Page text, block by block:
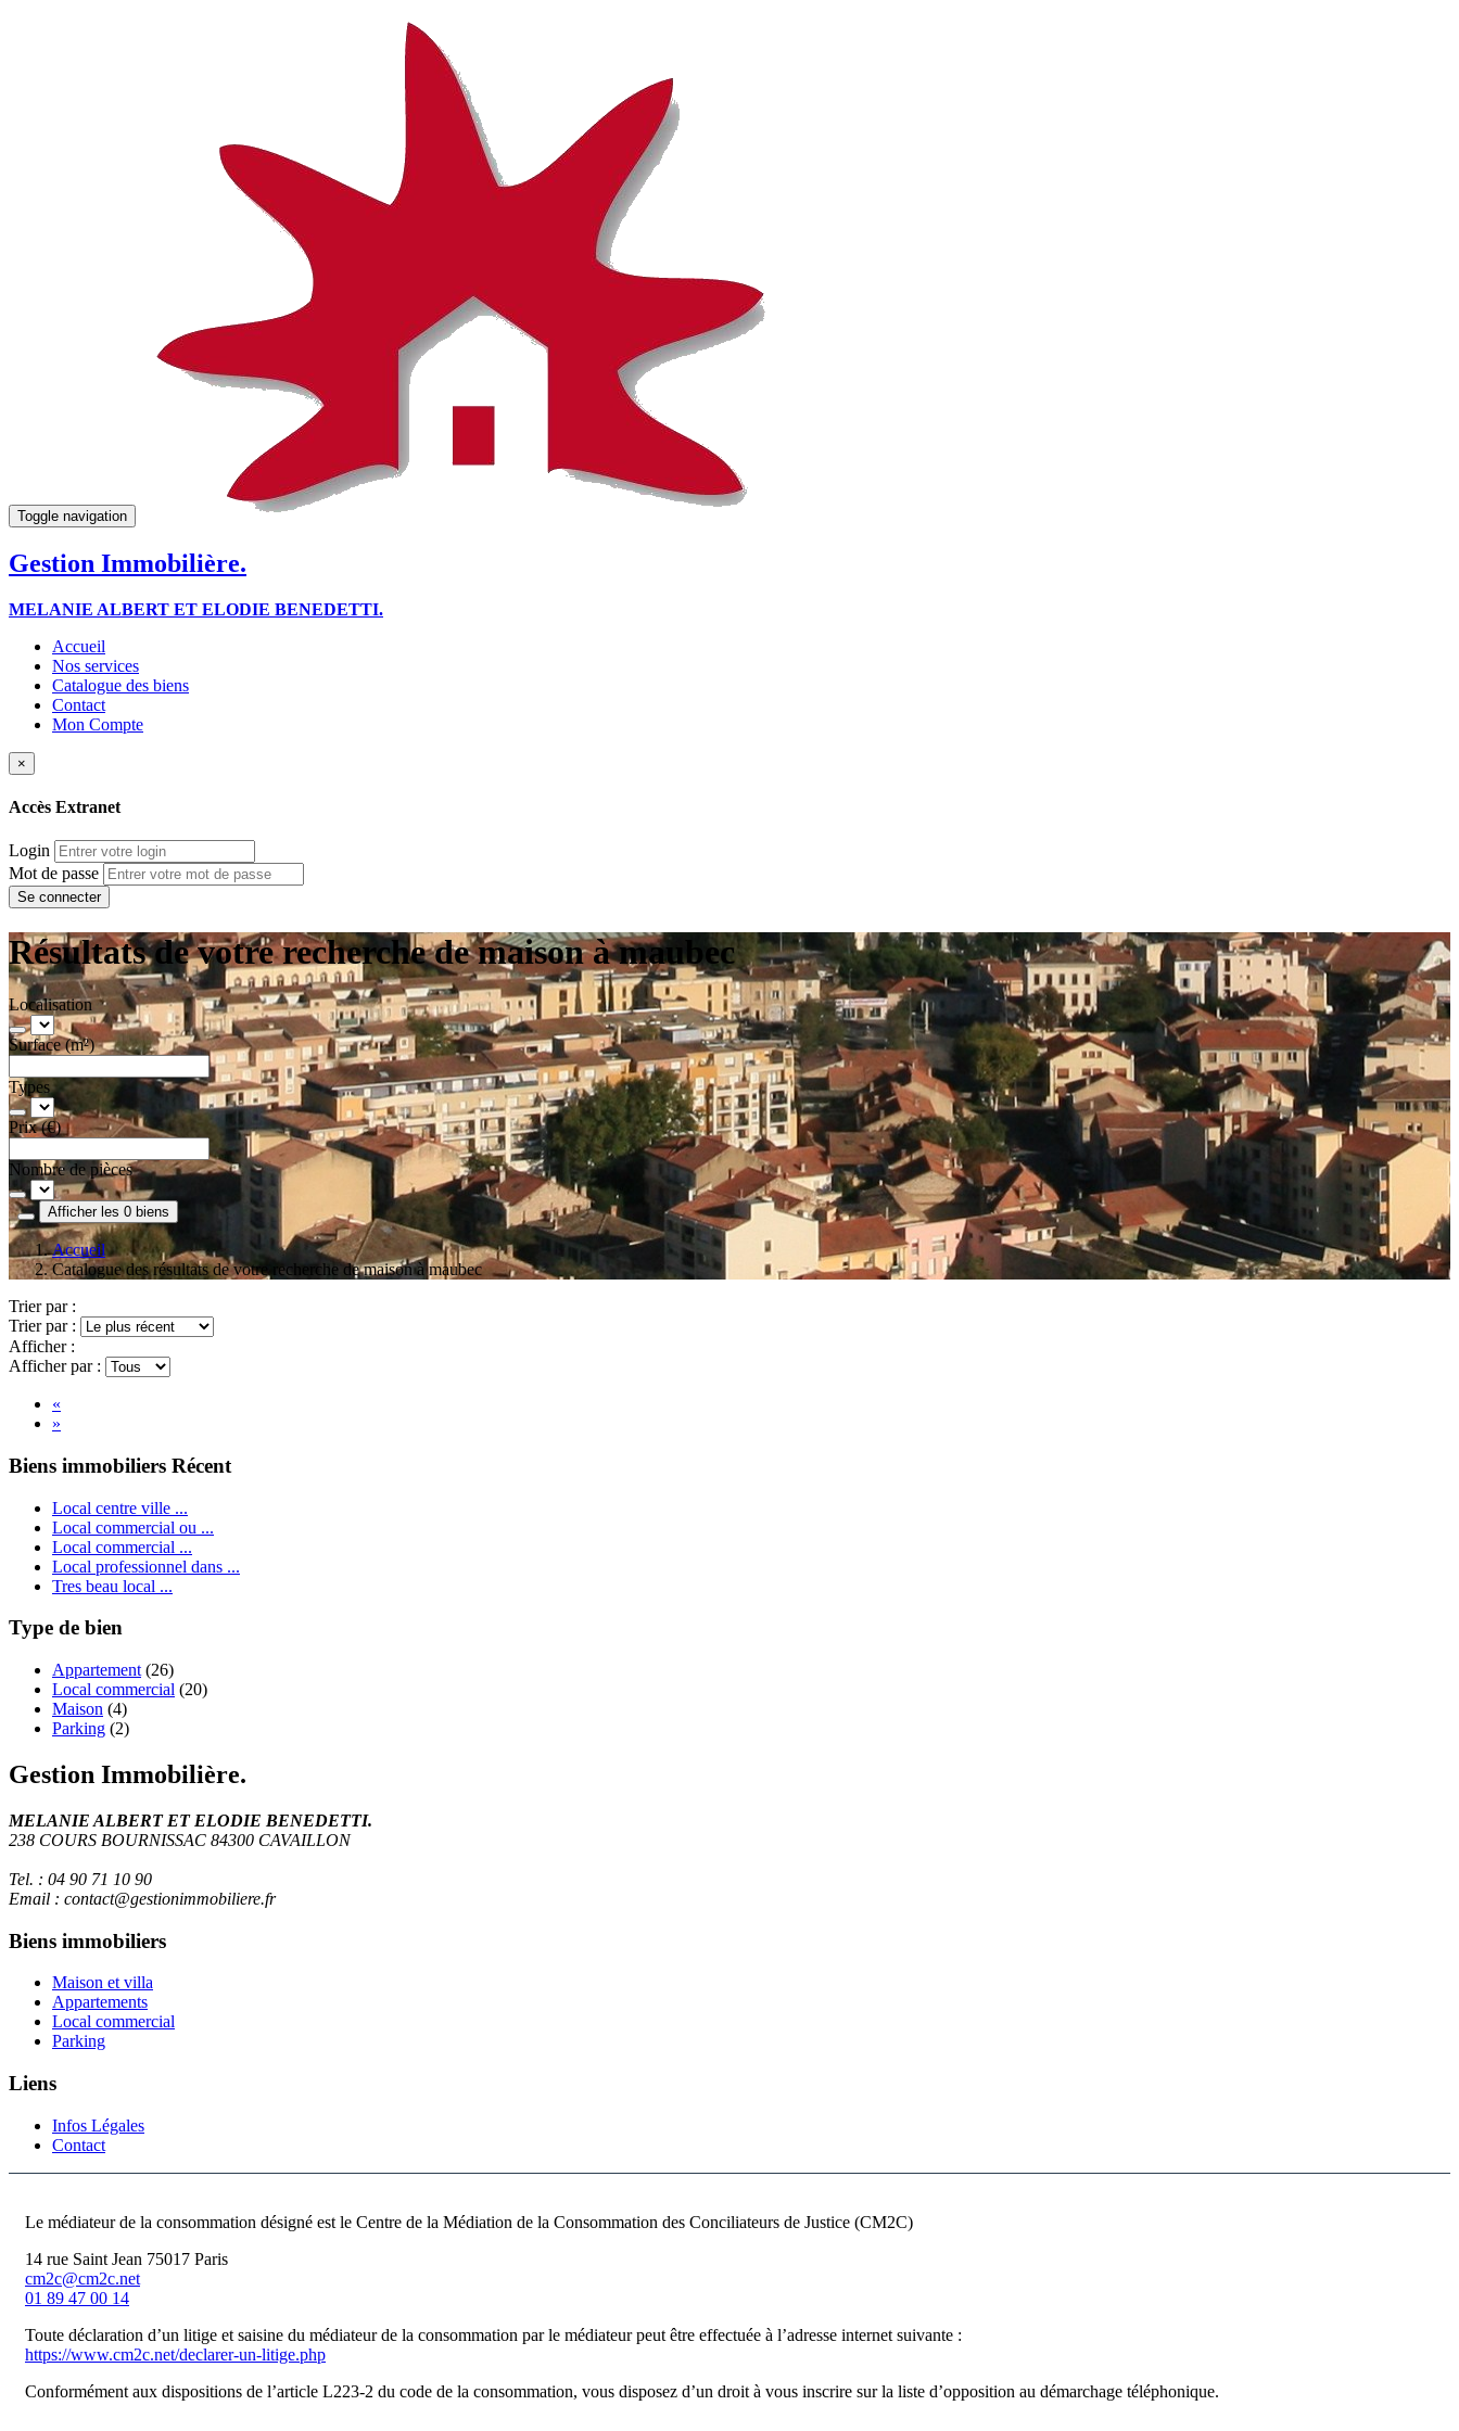
Toggle navigation
Gestion Immobilière.
MELANIE ALBERT ET ELODIE BENEDETTI.
Accueil
Nos services
Catalogue des biens
Contact
Mon Compte
×
Accès Extranet
Login
Mot de passe
Résultats de votre recherche de maison à maubec
Localisation
Surface (m²)
Types
Prix (€)
Nombre de pièces
Afficher les 0 biens
Accueil
Catalogue des résultats de votre recherche de maison à maubec
Trier par :
Trier par :
Afficher :
Afficher par :
«
»
Biens immobiliers Récent
Local centre ville ...
Local commercial ou ...
Local commercial ...
Local professionnel dans ...
Tres beau local ...
Type de bien
Appartement (26)
Local commercial (20)
Maison (4)
Parking (2)
Gestion Immobilière.
MELANIE ALBERT ET ELODIE BENEDETTI.
238 COURS BOURNISSAC 84300 CAVAILLON
Tel. : 04 90 71 10 90
Email : contact@gestionimmobiliere.fr
Biens immobiliers
Maison et villa
Appartements
Local commercial
Parking
Liens
Infos Légales
Contact
Le médiateur de la consommation désigné est le Centre de la Médiation de la Consommation des Conciliateurs de Justice (CM2C)
14 rue Saint Jean 75017 Paris
cm2c@cm2c.net
01 89 47 00 14
Toute déclaration d’un litige et saisine du médiateur de la consommation par le médiateur peut être effectuée à l’adresse internet suivante :
https://www.cm2c.net/declarer-un-litige.php
Conformément aux dispositions de l’article L223-2 du code de la consommation, vous disposez d’un droit à vous inscrire sur la liste d’opposition au démarchage téléphonique.